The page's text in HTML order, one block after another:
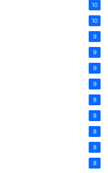
10
10
9
9
9
9
8
8
8
8
8